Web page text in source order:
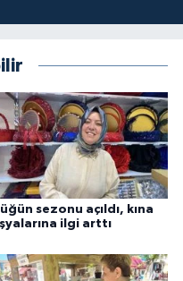
sezonu açıldı, kına
ilgi arttı